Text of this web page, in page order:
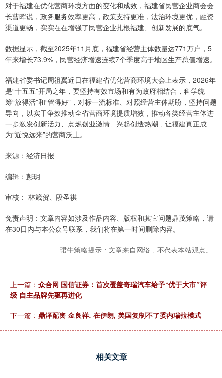
对于福建在优化营商环境方面的变化和成效，福建省民营企业商会会
长曹晖说，政务服务效率更高，政策支持更准，法治环境更优，融资
渠道更畅，实实在在增强了民营企业扎根福建、创新发展的底气。
数据显示，截至2025年11月底，福建省经营主体数量达771万户，5
年来增长73.9%，民营经济增速连续7个季度高于地区生产总值增速。
福建省委书记周祖翼近日在福建省优化营商环境大会上表示，2026年
是“十五五”开局之年，要坚持有效市场和有为政府相结合，科学统
筹“放得活”和“管得好”，对标一流标准、对照经营主体期盼，坚持问题
导向，以实干争效推动全省营商环境提质增效，推动各类经营主体进
一步激发创新活力、点燃创业激情、兴起创造热潮，让福建真正成
为“近悦远来”的营商沃土。
来源：经济日报
编辑：彭玥
审核： 林箴贺、段圣祺
免责声明：文章内容如涉及作品内容、版权和其它问题鼎茂策略，请
在30日内与本公众号联系，我们将在第一时间删除内容。
珺牛策略提示：文章来自网络，不代表本站观点。
上一篇： 众合网 国信证券：首次覆盖奇瑞汽车给予“优于大市”评
级 自主品牌先驱再进化
下一篇： 鼎泽配资 金良祥: 在伊朗, 美国复制不了委内瑞拉模式
相关文章